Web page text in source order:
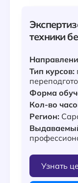
техники
Тип курсов:
Форма
Кол-во
Регион:
Узнать